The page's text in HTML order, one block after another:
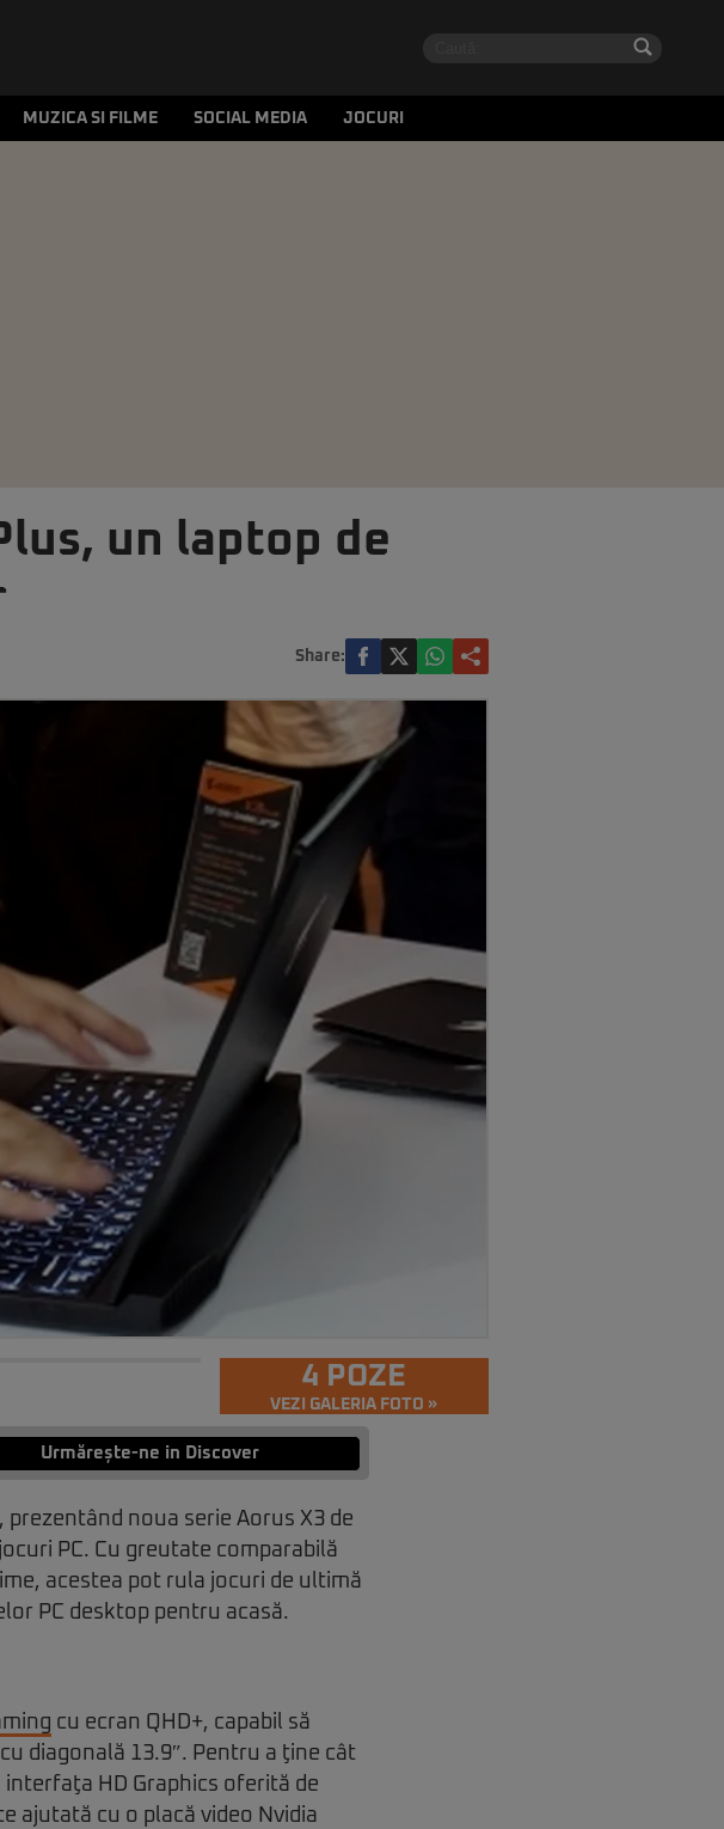
MUZICA SI FILME SOCIAL MEDIA JOCURI
un laptop de
Share:
4 POZE
VEZI GALERIA FOTO »
Urmărește-ne in Discover
, prezentând noua serie Aorus X3 de
PC. Cu greutate comparabilă
acestea pot rula jocuri de ultimă
PC desktop pentru acasă.
cu ecran QHD+, capabil să
diagonală 13.9″. Pentru a ţine cât
HD Graphics oferită de
ajutată cu o placă video Nvidia